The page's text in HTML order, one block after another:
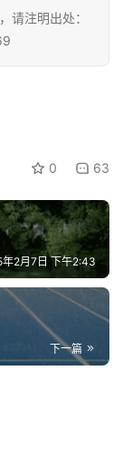
请注明出处：
0 63
2月7日 下午2:43
下一篇